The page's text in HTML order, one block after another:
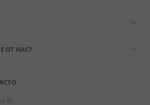
ОТ НАС?
В,